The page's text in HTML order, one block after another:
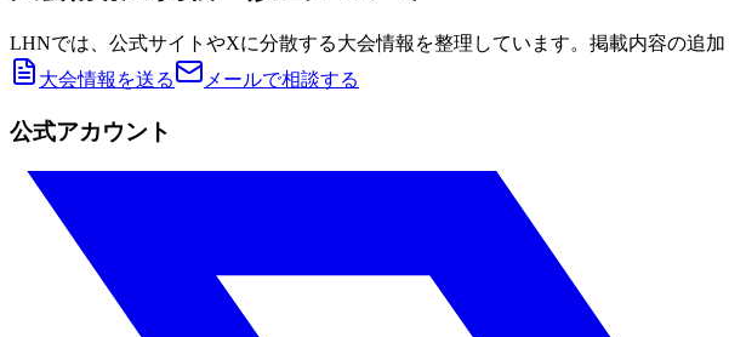
LHNでは、公式サイトやXに分散する大会情報を整理しています。掲載内容の追
大会情報を送る
メールで相談する
公式アカウント